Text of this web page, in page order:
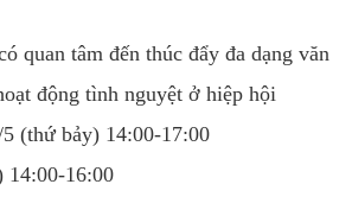
quan tâm đến thúc đẩy đa dạng văn
động tình nguyệt ở hiệp hội
bảy) 14:00-17:00
16:00